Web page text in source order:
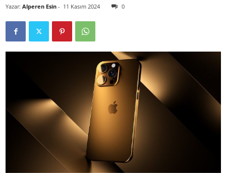
Yazar: Alperen Esin - 11 Kasım 2024 0